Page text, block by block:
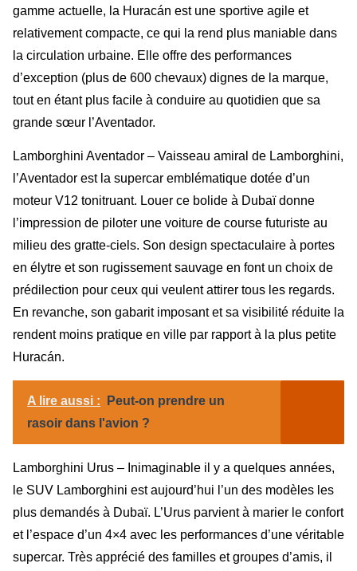
gamme actuelle, la Huracán est une sportive agile et
relativement compacte, ce qui la rend plus maniable dans
la circulation urbaine. Elle offre des performances
d’exception (plus de 600 chevaux) dignes de la marque,
tout en étant plus facile à conduire au quotidien que sa
grande sœur l’Aventador.
Lamborghini Aventador – Vaisseau amiral de Lamborghini,
l’Aventador est la supercar emblématique dotée d’un
moteur V12 tonitruant. Louer ce bolide à Dubaï donne
l’impression de piloter une voiture de course futuriste au
milieu des gratte-ciels. Son design spectaculaire à portes
en élytre et son rugissement sauvage en font un choix de
prédilection pour ceux qui veulent attirer tous les regards.
En revanche, son gabarit imposant et sa visibilité réduite la
rendent moins pratique en ville par rapport à la plus petite
Huracán.
A lire aussi :
Peut-on prendre un
rasoir dans l'avion ?
Lamborghini Urus – Inimaginable il y a quelques années,
le SUV Lamborghini est aujourd’hui l’un des modèles les
plus demandés à Dubaï. L’Urus parvient à marier le confort
et l’espace d’un 4×4 avec les performances d’une véritable
supercar. Très apprécié des familles et groupes d’amis, il